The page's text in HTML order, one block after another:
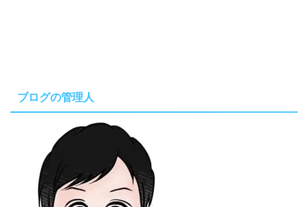
ブログの管理人